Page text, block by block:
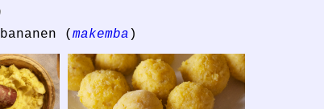
( makemba )